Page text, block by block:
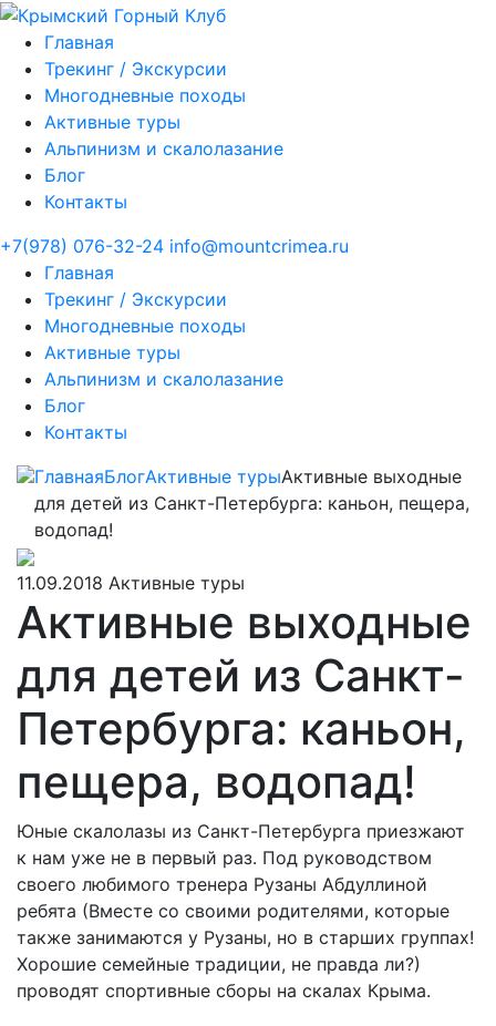
Главная
Трекинг / Экскурсии
Многодневные походы
Активные туры
Альпинизм и скалолазание
Блог
Контакты
+7(978) 076-32-24 info@mountcrimea.ru
Главная
Трекинг / Экскурсии
Многодневные походы
Активные туры
Альпинизм и скалолазание
Блог
Контакты
ГлавнаяБлогАктивные турыАктивные выходные
для детей из Санкт-Петербурга: каньон, пещера,
водопад!
11.09.2018 Активные туры
Активные выходные
для детей из Санкт-
Петербурга: каньон,
пещера, водопад!
Юные скалолазы из Санкт-Петербурга приезжают
к нам уже не в первый раз. Под руководством
своего любимого тренера Рузаны Абдуллиной
ребята (Вместе со своими родителями, которые
также занимаются у Рузаны, но в старших группах!
Хорошие семейные традиции, не правда ли?)
проводят спортивные сборы на скалах Крыма.